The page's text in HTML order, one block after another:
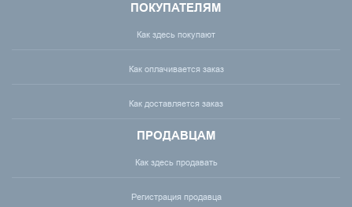
ПОКУПАТЕЛЯМ
Как здесь покупают
Как оплачивается заказ
Как доставляется заказ
ПРОДАВЦАМ
Как здесь продавать
Регистрация продавца